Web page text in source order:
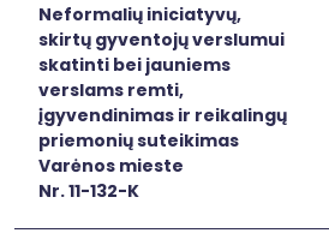
Neformalių iniciatyvų,
skirtų gyventojų verslumui
skatinti bei jauniems
verslams remti,
įgyvendinimas ir reikalingų
priemonių suteikimas
Varėnos mieste
Nr. 11-132-K